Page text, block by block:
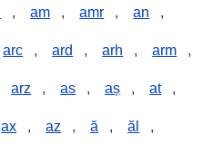
, am , amr , an ,
arc , ard , arh , arm ,
arz , as , aș , at ,
ax , az , ă , ăl ,